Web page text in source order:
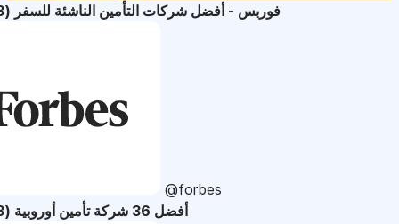
فوربس - أفضل شركات التأمين الناشئة للسفر (2023)
@forbes
أفضل 36 شركة تأمين أوروبية (2023)